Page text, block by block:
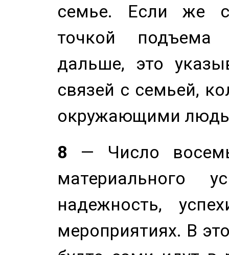
семье. Если же
точкой
дальше, это
связей с семьей,
окружающими
8 — Число
материального
надежность,
мероприятиях. В